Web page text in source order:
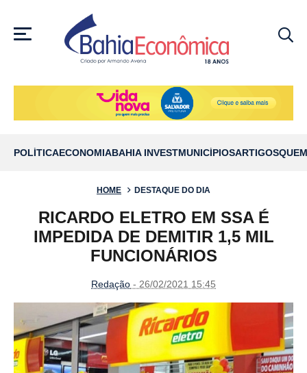
MENU
POLÍTICAECONOMIABAHIA INVESTMUNICÍPIOSARTIGOS
HOME DESTAQUE DO DIA
RICARDO ELETRO EM SSA É
IMPEDIDA DE DEMITIR 1,5 MIL
FUNCIONÁRIOS
Redação - 26/02/2021 15:45